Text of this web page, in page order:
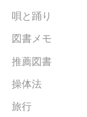
唄と踊り
図書メモ
推薦図書
操体法
旅行